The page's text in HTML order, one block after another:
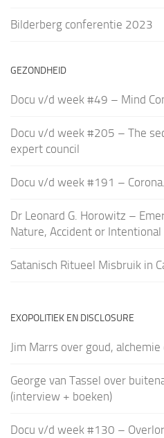
Bilderberg conferentie 2023
GEZONDHEID
Docu v/d week #49 – Mind
Docu v/d week #205 – The
expert council
Docu v/d week #191 –
Dr Leonard G. Horowitz –
Nature, Accident or
Satanisch Ritueel Misbruik in
EXOPOLITIEK EN DISCLOSURE
Jim Marrs over goud,
George van Tassel over
(interview + boeken)
Docu v/d week #130 –